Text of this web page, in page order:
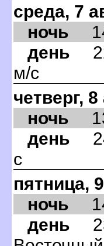
среда, 7
ночь
день
м/с
четверг, 8
ночь
день
с
пятница,
ночь
день